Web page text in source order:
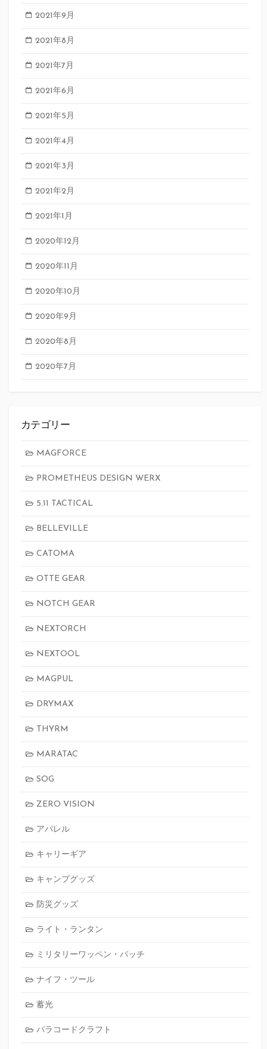
2021年9月
2021年8月
2021年7月
2021年6月
2021年5月
2021年4月
2021年3月
2021年2月
2021年1月
2020年12月
2020年11月
2020年10月
2020年9月
2020年8月
2020年7月
カテゴリー
MAGFORCE
PROMETHEUS DESIGN WERX
5.11 TACTICAL
BELLEVILLE
CATOMA
OTTE GEAR
NOTCH GEAR
NEXTORCH
NEXTOOL
MAGPUL
DRYMAX
THYRM
MARATAC
SOG
ZERO VISION
アパレル
キャリーギア
キャンプグッズ
防災グッズ
ライト・ランタン
ミリタリーワッペン・パッチ
ナイフ・ツール
蓄光
パラコードクラフト